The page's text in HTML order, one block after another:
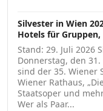
Silvester in Wien
Hotels für
Stand: 29. Juli 2026
Donnerstag, den
sind der 35. Wiener
Wiener Rathaus,
Staatsoper und
Wer als Paar...